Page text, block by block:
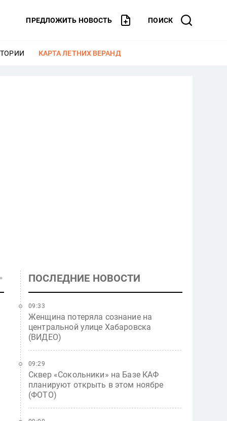
ПРЕДЛОЖИТЬ НОВОСТЬ ПОИСК
ЕЩЕ
КАРТА ЛЕТНИХ ВЕРАНД
ПОСЛЕДНИЕ НОВОСТИ
Женщина потеряла сознание на
центральной улице Хабаровска
(ВИДЕО)
09:33
Сквер «Сокольники» на Базе КАФ
планируют открыть в этом ноябре
(ФОТО)
09:29